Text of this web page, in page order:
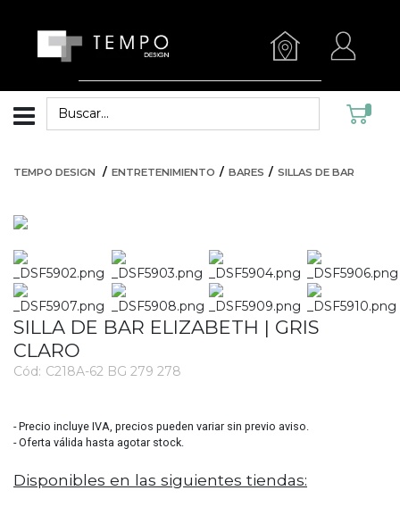
TEMPO DESIGN ENTRETENIMIENTO BARES SILLAS DE BAR
SILLA DE BAR ELIZABETH | GRIS
CLARO
Cód: C218A-62 BG 279 278
- Precio incluye IVA, precios pueden variar sin previo aviso.
- Oferta válida hasta agotar stock.
Disponibles en las siguientes tiendas: